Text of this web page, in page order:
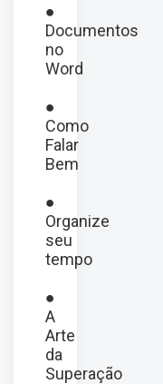
●
Documentos
no
Word
●
Como
Falar
Bem
●
Organize
seu
tempo
●
A
Arte
da
Superação